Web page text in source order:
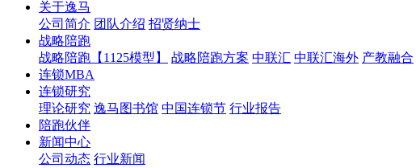
关于逸马
公司简介 团队介绍 招贤纳士
战略陪跑
战略陪跑【1125模型】
战略陪跑方案 中联汇 中联汇海外 产教融合
连锁MBA
连锁研究
理论研究 逸马图书馆 中国连锁节 行业报告
陪跑伙伴
新闻中心
公司动态 行业新闻